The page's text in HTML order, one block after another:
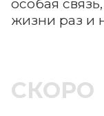
особая
жизни раз и
СКОРО